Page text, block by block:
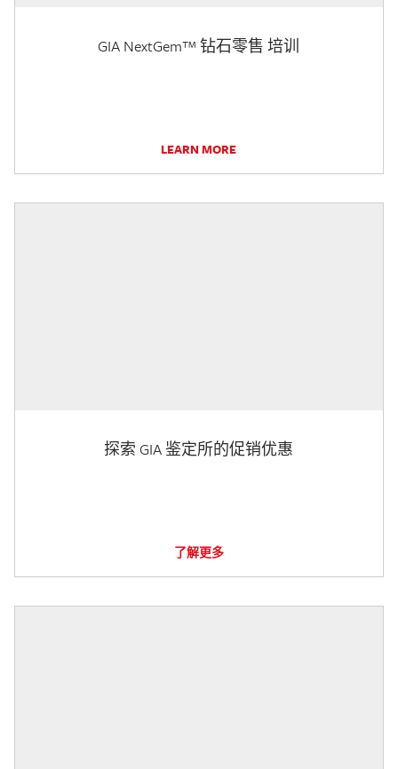
GIA NextGem™ 钻石零售 培训
LEARN MORE
探索 GIA 鉴定所的促销优惠
了解更多